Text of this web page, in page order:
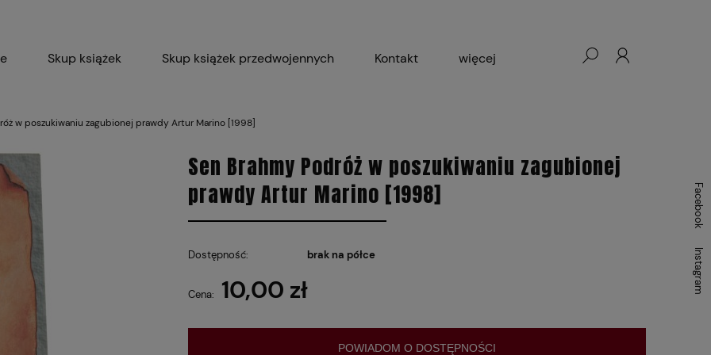
Skup książek Skup książek przedwojennych Kontakt więcej
w poszukiwaniu zagubionej prawdy Artur Marino [1998]
Sen Brahmy Podróż w poszukiwaniu zagubionej
prawdy Artur Marino [1998]
Dostępność: brak na półce
Cena: 10,00 zł
POWIADOM O DOSTĘPNOŚCI
Facebook
Instagram